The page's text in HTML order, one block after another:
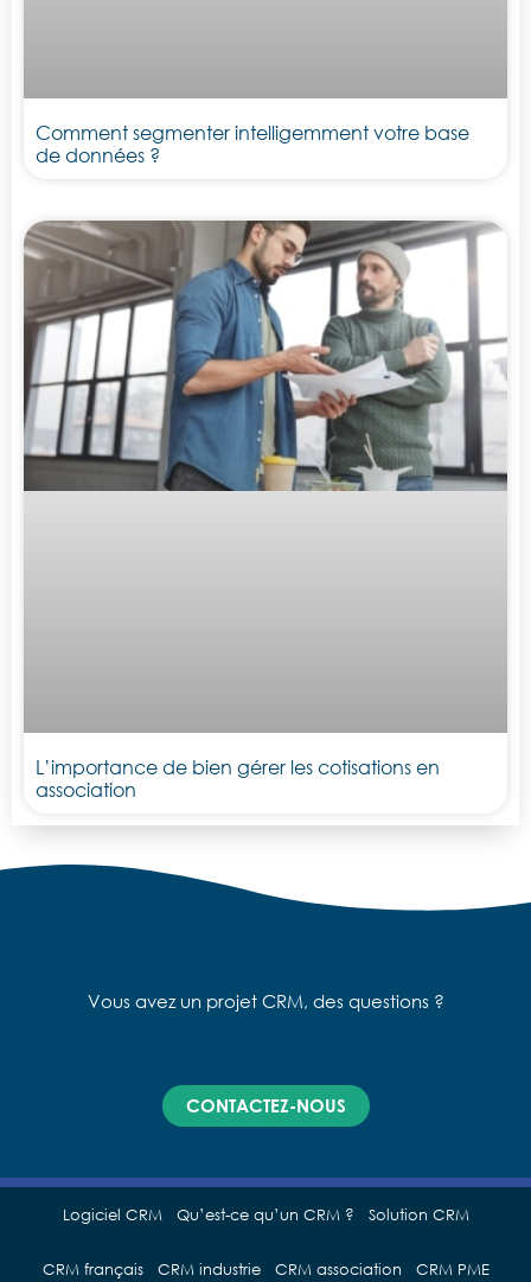
Comment segmenter intelligemment votre base
de données ?
L’importance de bien gérer les cotisations en
association
Vous avez un projet CRM, des questions ?
CONTACTEZ-NOUS
Logiciel CRM Qu’est-ce qu’un CRM ? Solution CRM
CRM français CRM industrie CRM association CRM PME